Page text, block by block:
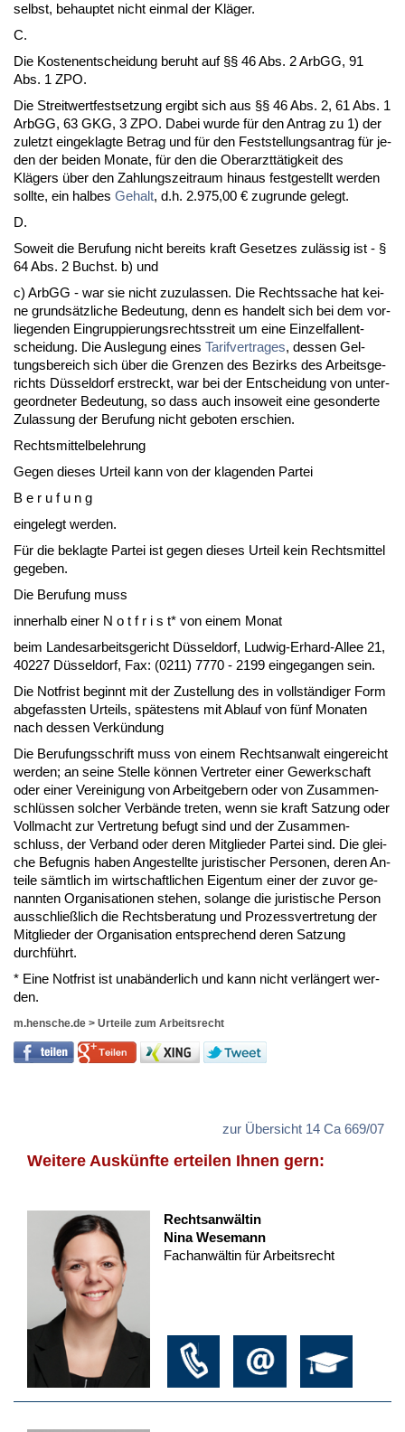
selbst, be­haup­tet nicht ein­mal der Kläger.
C.
Die Kos­ten­ent­schei­dung be­ruht auf §§ 46 Abs. 2 ArbGG, 91
Abs. 1 ZPO.
Die Streit­wert­fest­set­zung er­gibt sich aus §§ 46 Abs. 2, 61 Abs. 1
ArbGG, 63 GKG, 3 ZPO. Da­bei wur­de für den An­trag zu 1) der
zu­letzt ein­ge­klag­te Be­trag und für den Fest­stel­lungs­an­trag für je­
den der bei­den Mo­na­te, für den die Ober­arzttätig­keit des
Klägers über den Zah­lungs­zeit­raum hin­aus fest­ge­stellt wer­den
soll­te, ein hal­bes Ge­halt, d.h. 2.975,00 € zu­grun­de ge­legt.
D.
So­weit die Be­ru­fung nicht be­reits kraft Ge­set­zes zulässig ist - §
64 Abs. 2 Buchst. b) und
c) ArbGG - war sie nicht zu­zu­las­sen. Die Rechts­sa­che hat kei­
ne grundsätz­li­che Be­deu­tung, denn es han­delt sich bei dem vor­
lie­gen­den Ein­grup­pie­rungs­rechts­streit um ei­ne Ein­zel­fall­ent­
schei­dung. Die Aus­le­gung ei­nes Ta­rif­ver­tra­ges, des­sen Gel­
tungs­be­reich sich über die Gren­zen des Be­zirks des Ar­beits­ge­
richts Düssel­dorf er­streckt, war bei der Ent­schei­dung von un­ter­
ge­ord­ne­ter Be­deu­tung, so dass auch in­so­weit ei­ne ge­son­der­te
Zu­las­sung der Be­ru­fung nicht ge­bo­ten er­schien.
Rechts­mit­tel­be­leh­rung
Ge­gen die­ses Ur­teil kann von der kla­gen­den Par­tei
B e r u f u n g
ein­ge­legt wer­den.
Für die be­klag­te Par­tei ist ge­gen die­ses Ur­teil kein Rechts­mit­tel
ge­ge­ben.
Die Be­ru­fung muss
in­ner­halb ei­ner N o t f r i s t* von ei­nem Mo­nat
beim Lan­des­ar­beits­ge­richt Düssel­dorf, Lud­wig-Er­hard-Al­lee 21,
40227 Düssel­dorf, Fax: (0211) 7770 - 2199 ein­ge­gan­gen sein.
Die Not­frist be­ginnt mit der Zu­stel­lung des in vollständi­ger Form
ab­ge­fass­ten Ur­teils, spätes­tens mit Ab­lauf von fünf Mo­na­ten
nach des­sen Verkündung
Die Be­ru­fungs­schrift muss von ei­nem Rechts­an­walt ein­ge­reicht
wer­den; an sei­ne Stel­le können Ver­tre­ter ei­ner Ge­werk­schaft
oder ei­ner Ver­ei­ni­gung von Ar­beit­ge­bern oder von Zu­sam­men­
schlüssen sol­cher Verbände tre­ten, wenn sie kraft Sat­zung oder
Voll­macht zur Ver­tre­tung be­fugt sind und der Zu­sam­men­
schluss, der Ver­band oder de­ren Mit­glie­der Par­tei sind. Die glei­
che Be­fug­nis ha­ben An­ge­stell­te ju­ris­ti­scher Per­so­nen, de­ren An­
tei­le sämt­lich im wirt­schaft­li­chen Ei­gen­tum ei­ner der zu­vor ge­
nann­ten Or­ga­ni­sa­tio­nen ste­hen, so­lan­ge die ju­ris­ti­sche Per­son
aus­sch­ließlich die Rechts­be­ra­tung und Pro­zess­ver­tre­tung der
Mit­glie­der der Or­ga­ni­sa­ti­on ent­spre­chend de­ren Sat­zung
durchführt.
* Ei­ne Not­frist ist un­abänder­lich und kann nicht verlängert wer­
den.
m.hensche.de > Urteile zum Arbeitsrecht
zur Übersicht 14 Ca 669/07
Weitere Auskünfte erteilen Ihnen gern:
Rechtsanwältin
Nina Wesemann
Fachanwältin für Arbeitsrecht